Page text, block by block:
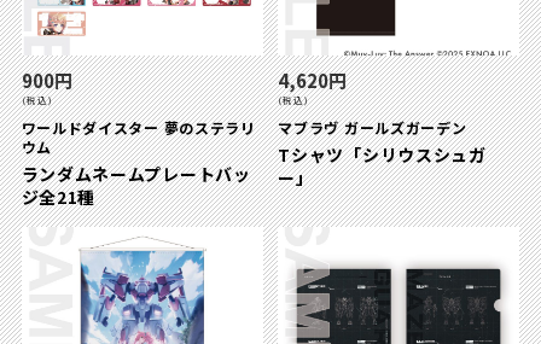
900円
(税込)
ワールドダイスター 夢のステラリ
ウム
ランダムネームプレートバッ
ジ全21種
4,620円
(税込)
マブラヴ ガールズガーデン
Tシャツ「シリウスシュガ
ー」